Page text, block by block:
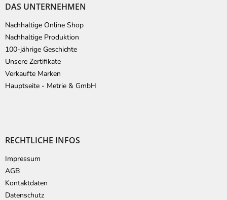
DAS UNTERNEHMEN
Nachhaltige Online Shop
Nachhaltige Produktion
100-jährige Geschichte
Unsere Zertifikate
Verkaufte Marken
Hauptseite - Metrie & GmbH
RECHTLICHE INFOS
Impressum
AGB
Kontaktdaten
Datenschutz